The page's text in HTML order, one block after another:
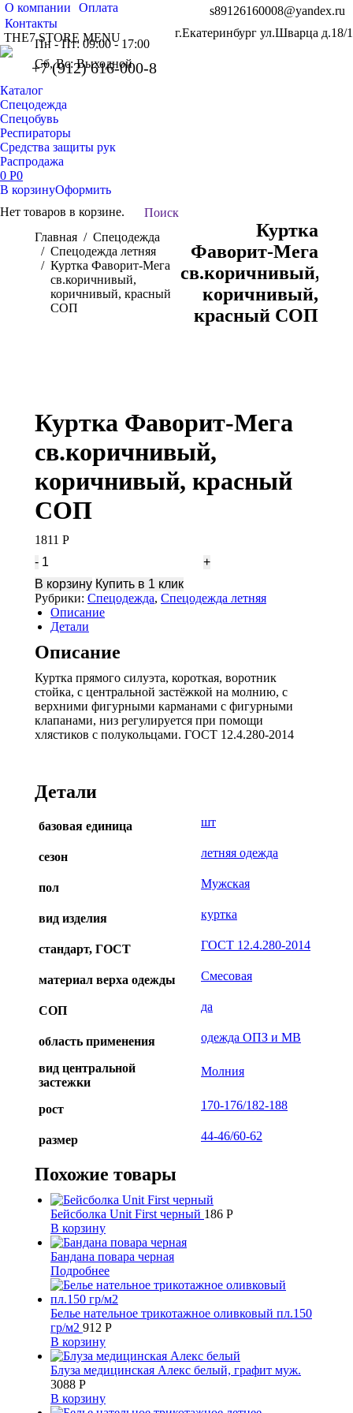
О компании
Оплата
Контакты
THE7 STORE MENU
s89126160008@yandex.ru
г.Екатеринбург ул.Шварца д.18/1
Пн - Пт: 09:00 - 17:00
Сб, Вс: Выходной
+7 (912) 616-000-8
Каталог
Спецодежда
Спецобувь
Респираторы
Средства защиты рук
Распродажа
0 Р0
В корзинуОформить
Нет товаров в корзине.
Поиск:
Поиск
Вы здесь:
Главная
Спецодежда
Спецодежда летняя
Куртка Фаворит-Мега
св.коричнивый,
коричнивый, красный
СОП
Куртка
Фаворит-Мега
св.коричнивый,
коричнивый,
красный СОП
Куртка Фаворит-Мега
св.коричнивый,
коричнивый, красный
СОП
1811 Р
Количество
Фаворит-
Мега
св.коричнивый,
коричнивый,
красный
СОП
В корзину Купить в 1 клик
Рубрики: Спецодежда, Спецодежда летняя
Описание
Детали
Описание
Куртка прямого силуэта, короткая, воротник
стойка, с центральной застёжкой на молнию, с
верхними фигурными карманами с фигурными
клапанами, низ регулируется при помощи
хлястиков с полукольцами. ГОСТ 12.4.280-2014
Детали
базовая единица шт
сезон летняя одежда
пол Мужская
вид изделия куртка
стандарт, ГОСТ ГОСТ 12.4.280-2014
материал верха одежды Смесовая
СОП да
область применения одежда ОПЗ и МВ
вид центральной
застежки
Молния
рост 170-176/182-188
размер 44-46/60-62
Похожие товары
Бейсболка Unit First черный 186 Р
В корзину
Бандана повара черная
Подробнее
Белье нательное трикотажное оливковый пл.150
гр/м2 912 Р
В корзину
Блуза медицинская Алекс белый, графит муж.
3088 Р
В корзину